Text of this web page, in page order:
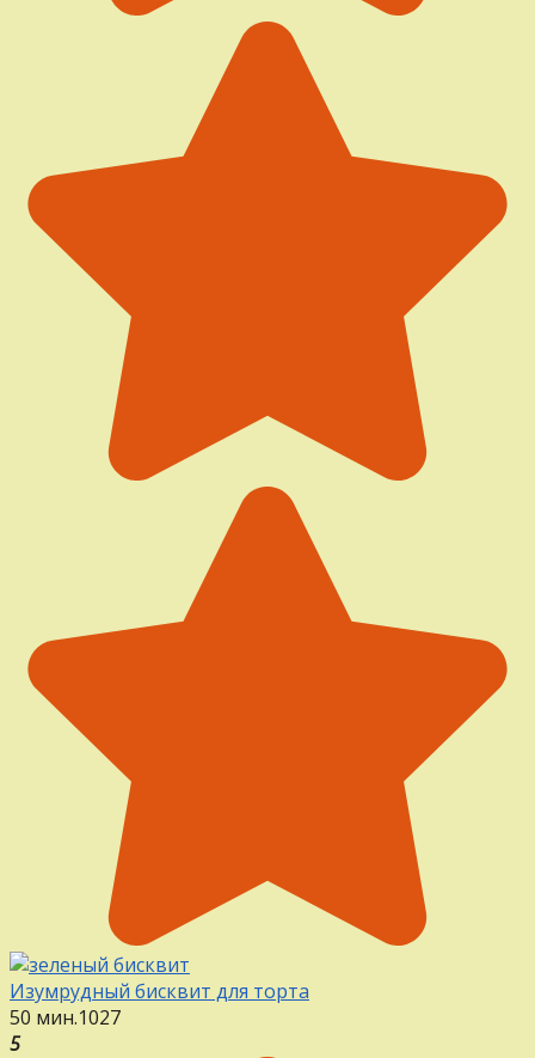
Изумрудный бисквит для торта
50 мин.1027
5